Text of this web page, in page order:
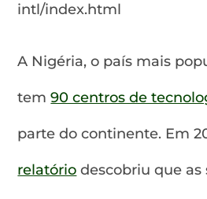
intl/index.html
A Nigéria, o país mais
tem90 centros de
parte do continente. Em
relatório descobriu que as